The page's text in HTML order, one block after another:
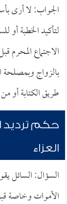
الجواب: لا أرى
لتأكيد الخطبة أو
الاجتماع المحرم
بالزواج
طريق الكتابة أو
حكم ترديد
العزاء
السؤال: السائل
الأموات وخاصة